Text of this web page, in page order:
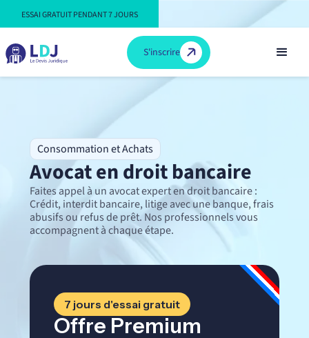
ESSAI GRATUIT PENDANT 7 JOURS
S'inscrire
Consommation et Achats
Avocat en droit bancaire
Faites appel à un avocat expert en droit bancaire :
Crédit, interdit bancaire, litige avec une banque, frais
abusifs ou refus de prêt. Nos professionnels vous
accompagnent à chaque étape.
7 jours d'essai gratuit
Offre Premium